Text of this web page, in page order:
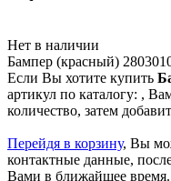
Нет в наличии
Бампер (красный)
Если Вы хотите купить
артикул по каталогу: ,
количество, затем
Перейдя в корзину, Вы
контактные данные,
Вами в ближайшее время.